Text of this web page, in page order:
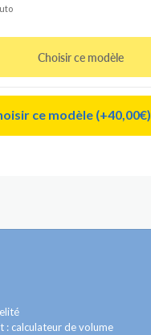
Choisir ce modèle
ce modèle (+40,00€)
: calculateur de volume